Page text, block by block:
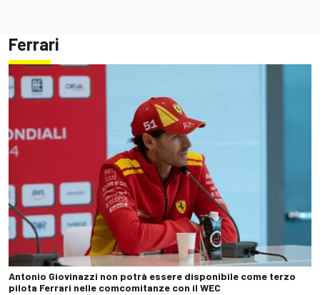
Ferrari
Antonio Giovinazzi non potrà essere disponibile come terzo
pilota Ferrari nelle comcomitanze con il WEC